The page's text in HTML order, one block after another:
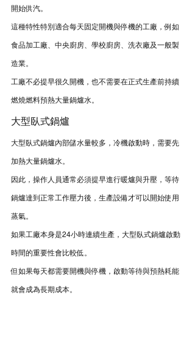
開始供汽。
這種特性特別適合每天固定開機與停機的工廠，例如
食品加工廠、中央廚房、學校廚房、洗衣廠及一般製
造業。
工廠不必提早很久開機，也不需要在正式生產前持續
燃燒燃料預熱大量鍋爐水。
大型臥式鍋爐
大型臥式鍋爐內部儲水量較多，冷機啟動時，需要先
加熱大量鍋爐水。
因此，操作人員通常必須提早進行暖爐與升壓，等待
鍋爐達到正常工作壓力後，生產設備才可以開始使用
蒸氣。
如果工廠本身是24小時連續生產，大型臥式鍋爐啟動
時間的重要性會比較低。
但如果每天都需要開機與停機，啟動等待與預熱耗能
就會成為長期成本。